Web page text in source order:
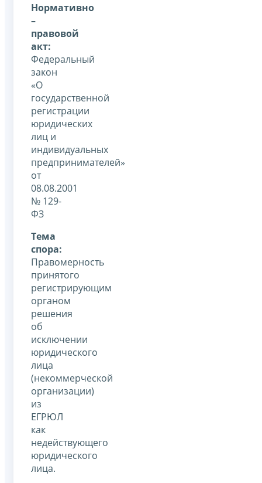
Нормативно
–
правовой
акт:
Федеральный
закон
«О
государственной
регистрации
юридических
лиц и
индивидуальных
предпринимателей»
от
08.08.2001
№ 129-
ФЗ
Тема
спора:
Правомерность
принятого
регистрирующим
органом
решения
об
исключении
юридического
лица
(некоммерческой
организации)
из
ЕГРЮЛ
как
недействующего
юридического
лица.